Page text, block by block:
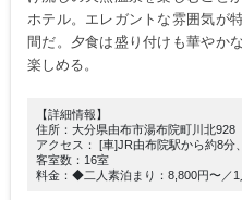
ホテル。エレガントな雰囲気が
間だ。夕食は盛り付けも華やか
楽しめる。
【詳細情報】
住所：大分県由布市湯布院町川北928
アクセス： [車]JR由布院駅から約8分
客室数：16室
料金：◆二人素泊まり：8,800円〜／